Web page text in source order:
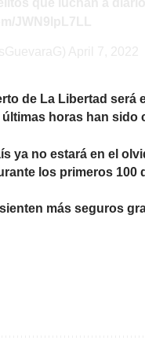
de La Libertad
horas han sido
ya no estará en el
los primeros 100
más seguros